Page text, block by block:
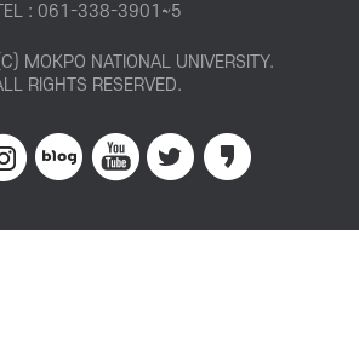
: 061-338-3901~5
MOKPO NATIONAL UNIVERSITY.
RIGHTS RESERVED.